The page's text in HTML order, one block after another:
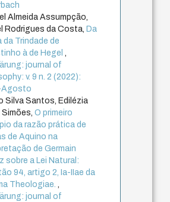
Almeida Assumpção,
Rodrigues da Costa, Da
da Trindade de
à de Hegel,
journal of
v. 9 n. 2 (2022):
Agosto
Silva Santos, Edilézia
Simões,O primeiro
da razão prática de
de Aquino na
de Germain
sobre a Lei Natural:
94, artigo 2, Ia-IIae da
Theologiae.,
journal of